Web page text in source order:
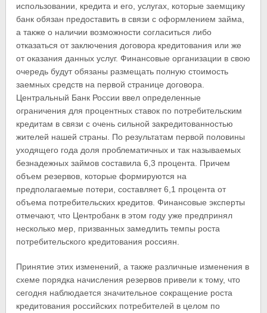
использовании, кредита и его, услугах, которые заемщику
банк обязан предоставить в связи с оформлением займа,
а также о наличии возможности согласиться либо
отказаться от заключения договора кредитования или же
от оказания данных услуг. Финансовые организации в свою
очередь будут обязаны размещать полную стоимость
заемных средств на первой странице договора.
Центральный Банк России ввел определенные
ограничения для процентных ставок по потребительским
кредитам в связи с очень сильной закредитованностью
жителей нашей страны. По результатам первой половины
уходящего года доля проблематичных и так называемых
безнадежных займов составила 6,3 процента. Причем
объем резервов, которые формируются на
предполагаемые потери, составляет 6,1 процента от
объема потребительских кредитов. Финансовые эксперты
отмечают, что Центробанк в этом году уже предпринял
несколько мер, призванных замедлить темпы роста
потребительского кредитования россиян.
Принятие этих изменений, а также различные изменения в
схеме порядка начисления резервов привели к тому, что
сегодня наблюдается значительное сокращение роста
кредитования российских потребителей в целом по